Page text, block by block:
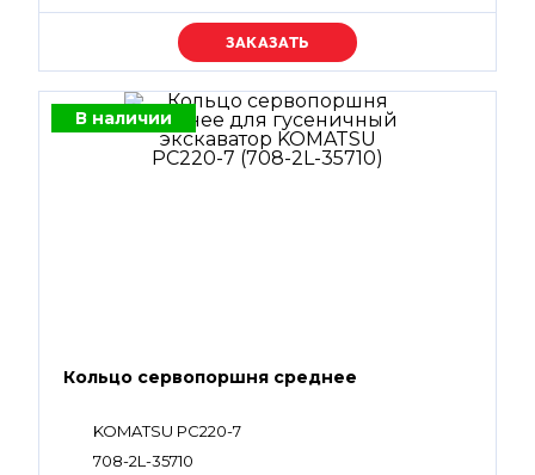
Уточняйте цену
В наличии
Кольцо сервопоршня среднее
KOMATSU PC220-7
708-2L-35710